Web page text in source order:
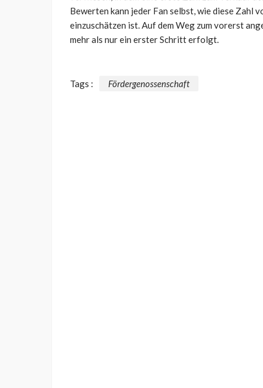
Bewerten kann jeder Fan selbst, wie diese Zahl
einzuschätzen ist. Auf dem Weg zum vorerst
mehr als nur ein erster Schritt erfolgt.
Tags : Fördergenossenschaft